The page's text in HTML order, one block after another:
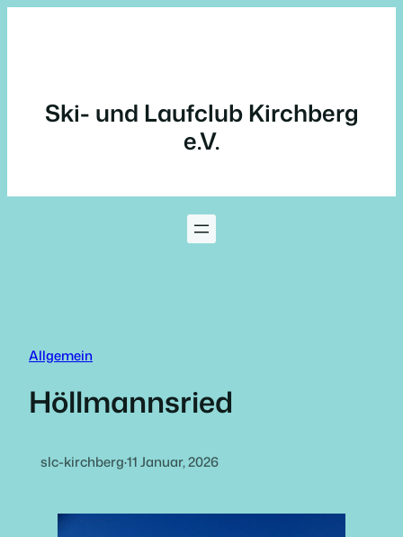
Ski- und Laufclub Kirchberg
e.V.
Allgemein
Höllmannsried
slc-kirchberg·11 Januar, 2026